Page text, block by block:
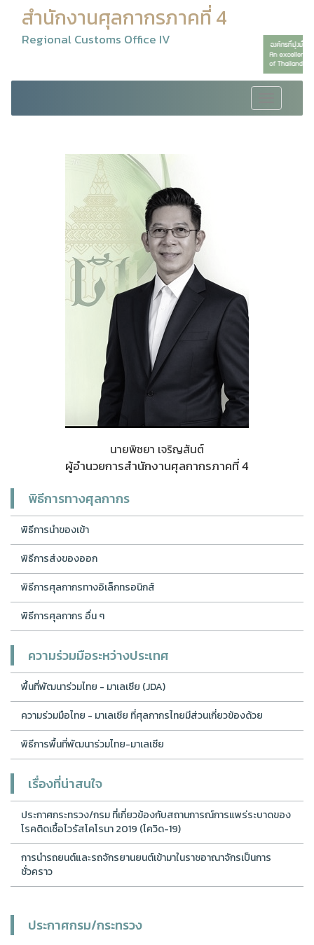
สำนักงานศุลกากรภาคที่ 4
Regional Customs Office IV
navigation
นายพิชยา เจริญสันต์
ผู้อำนวยการสำนักงานศุลกากรภาคที่ 4
พิธีการทางศุลกากร
พิธีการนำของเข้า
พิธีการส่งของออก
พิธีการศุลกากรทางอิเล็กทรอนิกส์
พิธีการศุลกากร อื่น ๆ
ความร่วมมือระหว่างประเทศ
พื้นที่พัฒนาร่วมไทย - มาเลเซีย (JDA)
ความร่วมมือไทย - มาเลเซีย ที่ศุลกากรไทยมีส่วนเกี่ยวข้องด้วย
พิธีการพื้นที่พัฒนาร่วมไทย-มาเลเซีย
เรื่องที่น่าสนใจ
ประกาศกระทรวง/กรม ที่เกี่ยวข้องกับสถานการณ์การแพร่ระบาดของ
โรคติดเชื้อไวรัสโคโรนา 2019 (โควิด-19)
การนำรถยนต์และรถจักรยานยนต์เข้ามาในราชอาณาจักรเป็นการ
ชั่วคราว
ประกาศกรม/กระทรวง